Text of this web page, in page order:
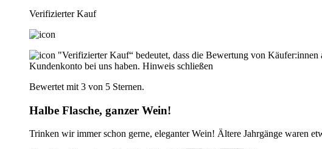
Verifizierter Kauf
"Verifizierter Kauf“ bedeutet, dass die Bewertung von
Kundenkonto bei uns haben. Hinweis schließen
Bewertet mit 3 von 5 Sternen.
Halbe Flasche, ganzer Wein!
Trinken wir immer schon gerne, eleganter Wein! Ältere Jahrgänge waren